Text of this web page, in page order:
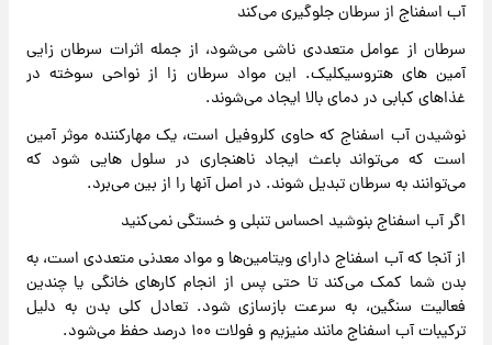
آب اسفناج از سرطان جلوگیری می‌کند
سرطان از عوامل متعددی ناشی می‌شود، از جمله اثرات سرطان زایی
آمین های هتروسیکلیک. این مواد سرطان زا از نواحی سوخته در
غذاهای کبابی در دمای بالا ایجاد می‌شوند.
نوشیدن آب اسفناج که حاوی کلروفیل است، یک مهارکننده موثر آمین
است که می‌تواند باعث ایجاد ناهنجاری در سلول هایی شود که
می‌توانند به سرطان تبدیل شوند. در اصل آنها را از بین می‌برد.
اگر آب اسفناج بنوشید احساس تنبلی و خستگی نمی‌کنید
از آنجا که آب اسفناج دارای ویتامین‌ها و مواد معدنی متعددی است، به
بدن شما کمک می‌کند تا حتی پس از انجام کارهای خانگی یا چندین
فعالیت سنگین، به سرعت بازسازی شود. تعادل کلی بدن به دلیل
ترکیبات آب اسفناج مانند منیزیم و فولات ۱۰۰ درصد حفظ می‌شود.